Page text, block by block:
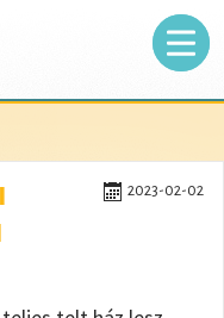
2023-02-02